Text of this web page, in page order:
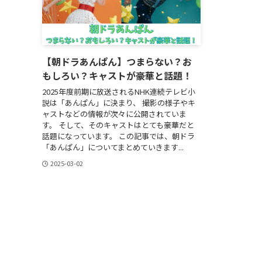
【朝ドラあんぱん】つまらない？お
もしろい？キャストが豪華と話題！
2025年度前期に放送されるNHK連続テレビ小
説は「あんぱん」に決まり、 撮影の様子やキ
ャストなどの情報が次々に公開されていま
す。 そして、そのキャストはとても豪華だと
話題になっています。 この記事では、朝ドラ
「あんぱん」についてまとめていきます...
2025-03-02